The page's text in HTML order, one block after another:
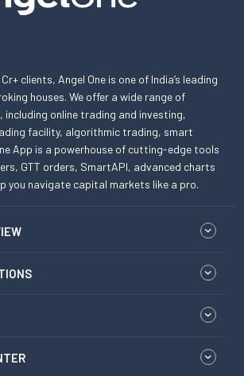
clients, Angel One is one of India’s leading
houses. We offer a wide range of
including online trading and investing,
facility, algorithmic trading, smart
App is a powerhouse of cutting-edge tools
GTT orders, SmartAPI, advanced charts
you navigate capital markets like a pro.